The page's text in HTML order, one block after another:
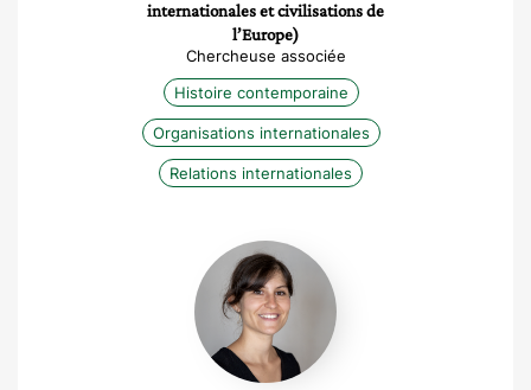
internationales et civilisations de
l’Europe)
Chercheuse associée
Histoire contemporaine
Organisations internationales
Relations internationales
Mathilde
Leloup